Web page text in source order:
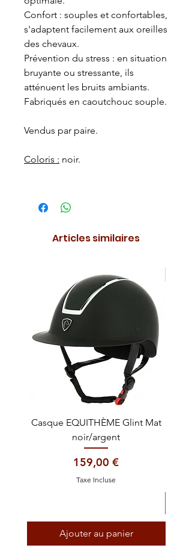
Confort : souples et confortables,
s'adaptent facilement aux oreilles
des chevaux.
Prévention du stress : en situation
bruyante ou stressante, ils
atténuent les bruits ambiants.
Fabriqués en caoutchouc souple.
Vendus par paire.
Coloris : noir.
Articles similaires
Casque EQUITHÈME Glint Mat
noir/argent
Prix
159,00 €
Taxe Incluse
Ajouter au panier